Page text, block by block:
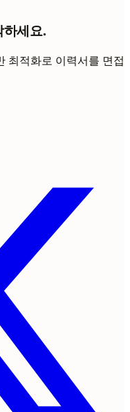
하세요.
최적화로 이력서를 면접